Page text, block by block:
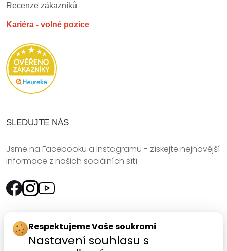
Recenze zákazníků
Kariéra - volné pozice
SLEDUJTE NÁS
Jsme na Facebooku a Instagramu - získejte nejnovější
informace z našich sociálních sítí.
Rychlý kontakt:
SANOMED, spol. s r.o.
Respektujeme Vaše soukromí
Nastavení souhlasu s